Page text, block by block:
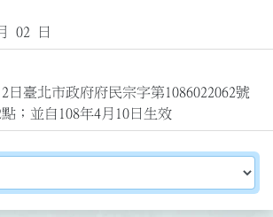
02 日
日臺北市政府府民宗字第1086022062號
；並自108年4月10日生效
容